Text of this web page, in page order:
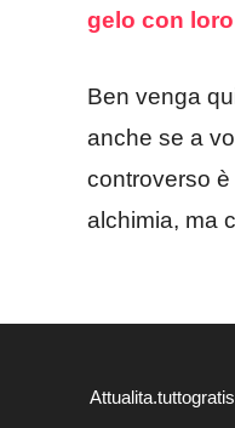
gelo con loro
Ben venga
anche se a
controverso
alchimia, ma